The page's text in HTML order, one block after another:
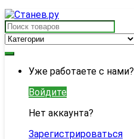
Search
for:
Уже работаете с нами?
Войдите
Нет аккаунта?
Зарегистрироваться